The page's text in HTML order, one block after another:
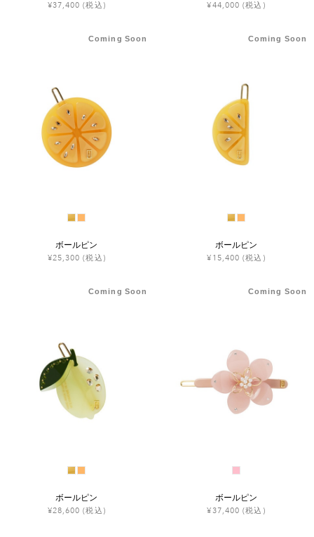
ニュース
¥37,400 (税込) ¥44,000 (税込)
Coming Soon
ボールピン
¥25,300 (税込)
Coming Soon
ボールピン
¥15,400 (税込)
Coming Soon
ボールピン
¥28,600 (税込)
Coming Soon
ボールピン
¥37,400 (税込)